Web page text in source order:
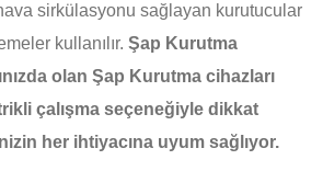
sirkülasyonu sağlayan kurutucular
kullanılır. Şap Kurutma
olan Şap Kurutma cihazları
çalışma seçeneğiyle dikkat
her ihtiyacına uyum sağlıyor.